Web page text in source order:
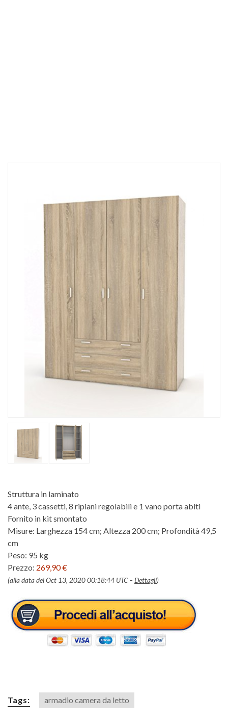
Struttura in laminato
4 ante, 3 cassetti, 8 ripiani regolabili e 1 vano porta abiti
Fornito in kit smontato
Misure: Larghezza 154 cm; Altezza 200 cm; Profondità 49,5
cm
Peso: 95 kg
Prezzo: 269,90 €
(alla data del Oct 13, 2020 00:18:44 UTC – Dettagli)
Tags: armadio camera da letto